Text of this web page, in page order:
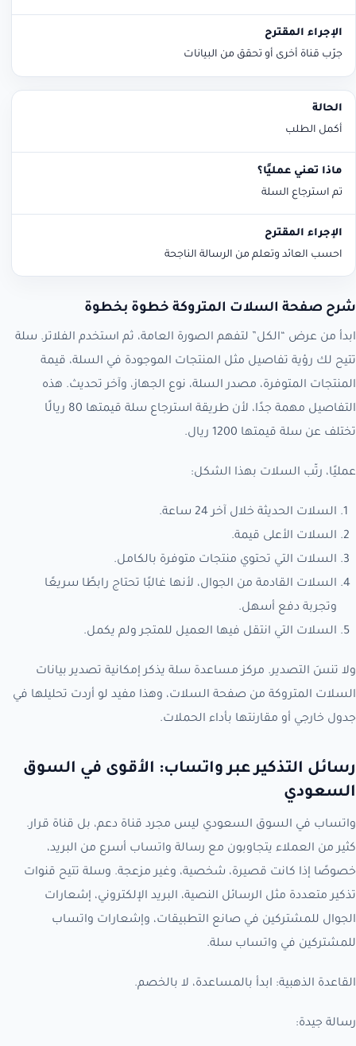
جرّب قناة أخرى أو تحقق من البيانات
أكمل الطلب
تم استرجاع السلة
احسب العائد وتعلم من الرسالة الناجحة
شرح صفحة السلات المتروكة خطوة بخطوة
ابدأ من عرض “الكل” لتفهم الصورة العامة، ثم استخدم الفلاتر. سلة
تتيح لك رؤية تفاصيل مثل المنتجات الموجودة في السلة، قيمة
المنتجات المتوفرة، مصدر السلة، نوع الجهاز، وآخر تحديث. هذه
التفاصيل مهمة جدًا، لأن طريقة استرجاع سلة قيمتها 80 ريالًا
تختلف عن سلة قيمتها 1200 ريال.
عمليًا، رتّب السلات بهذا الشكل:
السلات الحديثة خلال آخر 24 ساعة.
السلات الأعلى قيمة.
السلات التي تحتوي منتجات متوفرة بالكامل.
السلات القادمة من الجوال، لأنها غالبًا تحتاج رابطًا سريعًا
وتجربة دفع أسهل.
السلات التي انتقل فيها العميل للمتجر ولم يكمل.
ولا تنسَ التصدير. مركز مساعدة سلة يذكر إمكانية تصدير بيانات
السلات المتروكة من صفحة السلات، وهذا مفيد لو أردت تحليلها في
جدول خارجي أو مقارنتها بأداء الحملات.
رسائل التذكير عبر واتساب: الأقوى في السوق
السعودي
واتساب في السوق السعودي ليس مجرد قناة دعم، بل قناة قرار.
كثير من العملاء يتجاوبون مع رسالة واتساب أسرع من البريد،
خصوصًا إذا كانت قصيرة، شخصية، وغير مزعجة. وسلة تتيح قنوات
تذكير متعددة مثل الرسائل النصية، البريد الإلكتروني، إشعارات
الجوال للمشتركين في صانع التطبيقات، وإشعارات واتساب
للمشتركين في واتساب سلة.
القاعدة الذهبية: ابدأ بالمساعدة، لا بالخصم.
رسالة جيدة: